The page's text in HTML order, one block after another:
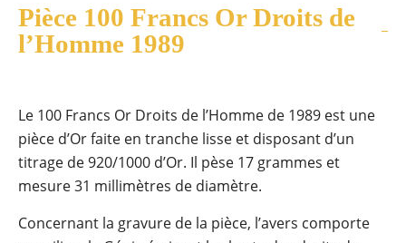
Pièce 100 Francs Or Droits de
l’Homme 1989
Le 100 Francs Or Droits de l’Homme de 1989 est une
pièce d’Or faite en tranche lisse et disposant d’un
titrage de 920/1000 d’Or. Il pèse 17 grammes et
mesure 31 millimètres de diamètre.
Concernant la gravure de la pièce, l’avers comporte